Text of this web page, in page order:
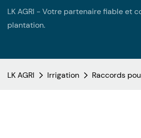
LK AGRI - Votre partenaire fiable et
plantation.
LK AGRI Irrigation Raccords